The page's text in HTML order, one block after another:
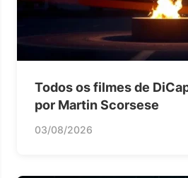
Todos os filmes de
por Martin Scorsese
03/08/2026